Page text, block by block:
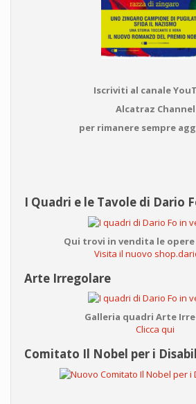
Iscriviti al canale
Alcatraz Channel
per rimanere sempre
I Quadri e le Tavole di Dario
Qui trovi in vendita le opere
Visita il nuovo
Arte Irregolare
Galleria quadri Arte
Clicca qui
Comitato Il Nobel per i